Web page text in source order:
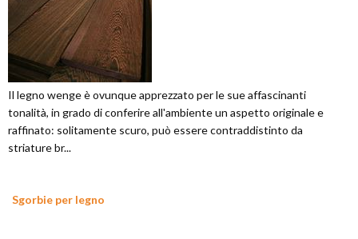
Il legno wenge è ovunque apprezzato per le sue affascinanti
tonalità, in grado di conferire all'ambiente un aspetto originale e
raffinato: solitamente scuro, può essere contraddistinto da
striature br...
Sgorbie per legno